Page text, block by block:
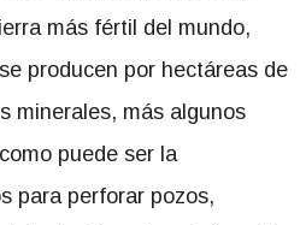
más fértil del mundo,
producen por hectáreas de
minerales, más algunos
puede ser la
para perforar pozos,